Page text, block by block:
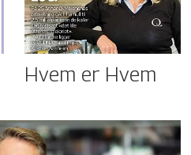
Hvem er Hvem